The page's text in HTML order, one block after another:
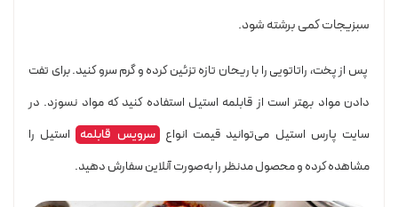
سبزیجات کمی برشته شود.
پس از پخت، راتاتویی را با ریحان تازه تزئین کرده و گرم سرو کنید. برای تفت
دادن مواد بهتر است از قابلمه استیل استفاده کنید که مواد نسوزد. در
سایت پارس استیل می‌توانید قیمت انواع سرویس قابلمه استیل را
مشاهده کرده و محصول مدنظر را به‌صورت آنلاین سفارش دهید.